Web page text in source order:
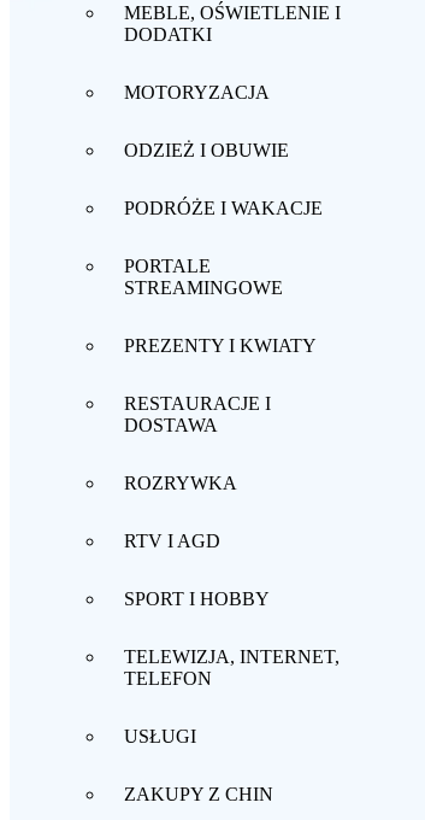
MEBLE, OŚWIETLENIE I
DODATKI
MOTORYZACJA
ODZIEŻ I OBUWIE
PODRÓŻE I WAKACJE
PORTALE
STREAMINGOWE
PREZENTY I KWIATY
RESTAURACJE I
DOSTAWA
ROZRYWKA
RTV I AGD
SPORT I HOBBY
TELEWIZJA, INTERNET,
TELEFON
USŁUGI
ZAKUPY Z CHIN